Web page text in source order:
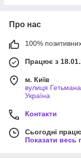
Про нас
100% позитивних
Працює з
м. Київ
вулиця
Україна
Контакти
Сьогодні
Показати весь